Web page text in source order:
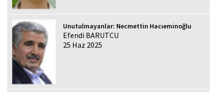
Unutulmayanlar: Necmettin Hacıeminoğlu
Efendi BARUTCU
25 Haz 2025